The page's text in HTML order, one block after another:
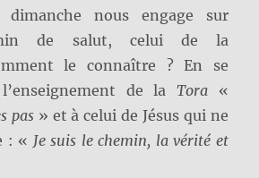
nous engage sur
de salut, celui de la
le connaître ? En se
de la Tora«
pas» et à celui de Jésus qui ne
: « Je suis le chemin, la vérité et